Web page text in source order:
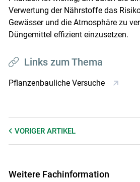
Verwertung der Nährstoffe das
Gewässer und die Atmosphäre zu
Düngemittel effizient einzusetzen.
Links zum Thema
Pflanzenbauliche Versuche
VORIGER ARTIKEL
Weitere Fachinformation